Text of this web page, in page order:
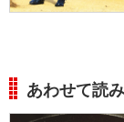
あわせて読